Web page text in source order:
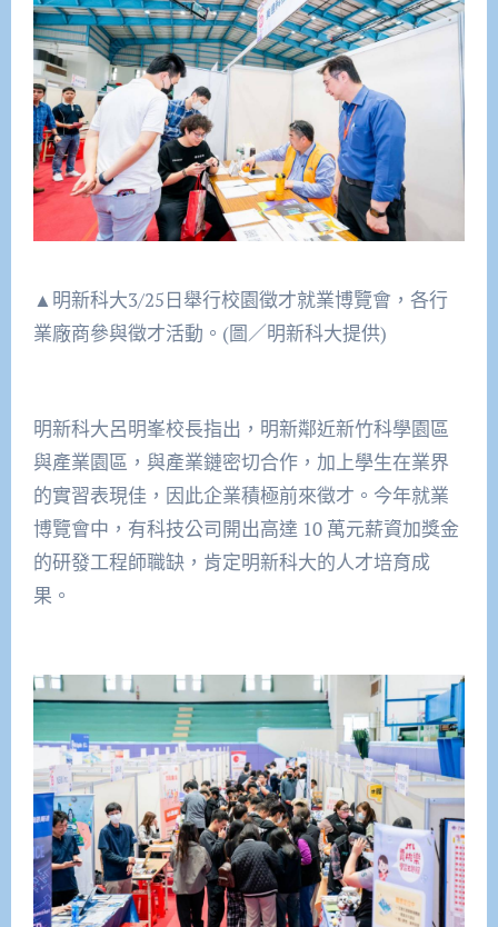
▲明新科大3/25日舉行校園徵才就業博覽會，各行
業廠商參與徵才活動。(圖／明新科大提供)
明新科大呂明峯校長指出，明新鄰近新竹科學園區
與產業園區，與產業鏈密切合作，加上學生在業界
的實習表現佳，因此企業積極前來徵才。今年就業
博覽會中，有科技公司開出高達 10 萬元薪資加獎金
的研發工程師職缺，肯定明新科大的人才培育成
果。